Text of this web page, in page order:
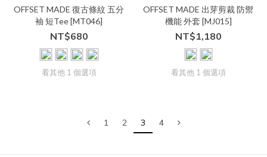
OFFSET MADE 復古條紋 五分
袖 短Tee [MT046]
NT$680
看其他 1 個選項
OFFSET MADE 出芽剪裁 防禦
機能 外套 [MJ015]
NT$1,180
看其他 1 個選項
1 2 3 4